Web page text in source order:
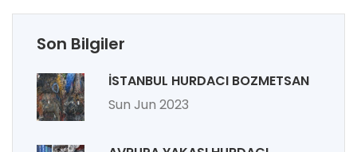
Son Bilgiler
İSTANBUL HURDACI BOZMETSAN
Sun Jun 2023